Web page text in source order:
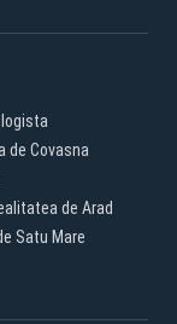
de Covasna
de Arad
Satu Mare